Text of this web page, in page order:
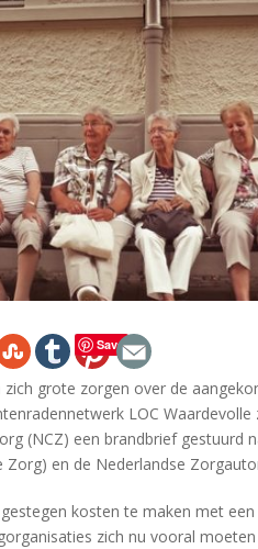
Save
grote zorgen over de
LOC
(NCZ) een brandbrief gestuurd
Zorg) en de Nederlandse
kosten te maken met een
zich nu vooral